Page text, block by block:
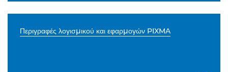
Περιγραφές λογισμικού και εφαρμογών PIXMA